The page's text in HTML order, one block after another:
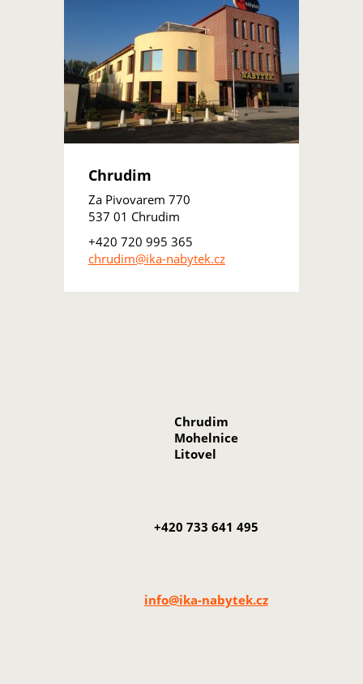
Chrudim
Za Pivovarem 770
537 01 Chrudim
+420 720 995 365
chrudim@ika-nabytek.cz
Chrudim
Mohelnice
Litovel
+420 733 641 495
info@ika-nabytek.cz